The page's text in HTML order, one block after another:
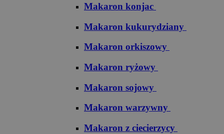
Makaron konjac
Makaron kukurydziany
Makaron orkiszowy
Makaron ryżowy
Makaron sojowy
Makaron warzywny
Makaron z ciecierzycy